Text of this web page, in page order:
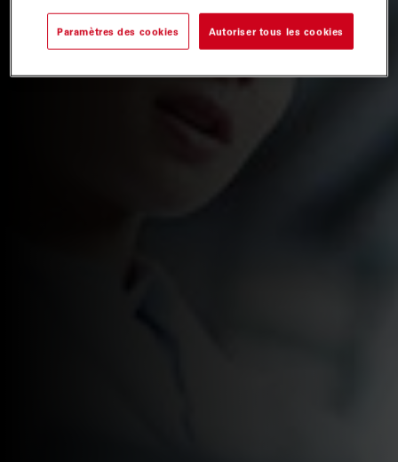
Paramètres des cookies Autoriser tous les cookies